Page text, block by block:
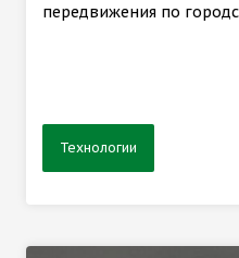
передвижения по
Технологии